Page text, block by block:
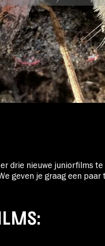
Over
Nieuws
drie nieuwe juniorfilms
geven je graag een